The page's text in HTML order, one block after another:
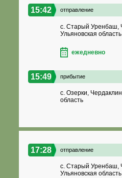
15:42 отправление
с. Старый Уренбаш,
Ульяновская область
ежедневно
15:49 прибытие
с. Озерки,
область
17:28 отправление
с. Старый Уренбаш,
Ульяновская область